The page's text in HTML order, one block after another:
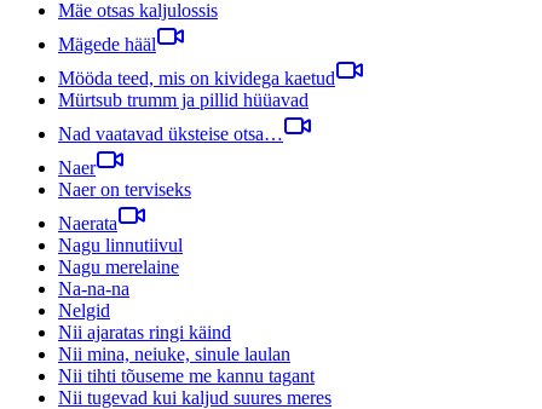
Mäe otsas kaljulossis
Mägede hääl
Mööda teed, mis on kividega kaetud
Mürtsub trumm ja pillid hüüavad
Nad vaatavad üksteise otsa…
Naer
Naer on terviseks
Naerata
Nagu linnutiivul
Nagu merelaine
Na-na-na
Nelgid
Nii ajaratas ringi käind
Nii mina, neiuke, sinule laulan
Nii tihti tõuseme me kannu tagant
Nii tugevad kui kaljud suures meres